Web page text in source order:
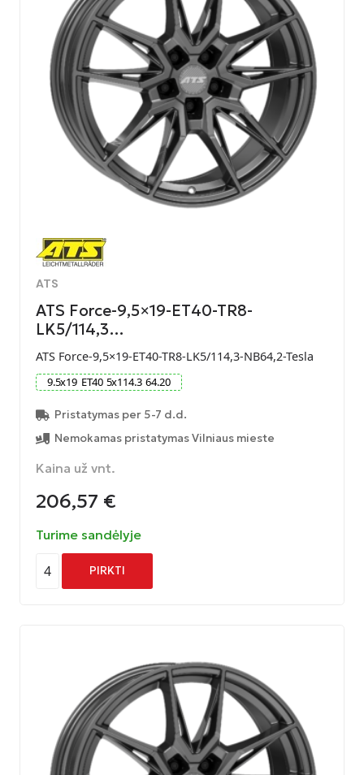
ATS
ATS Force-9,5×19-ET40-TR8-
LK5/114,3…
ATS Force-9,5×19-ET40-TR8-LK5/114,3-NB64,2-Tesla
9.5x19 ET40 5x114.3 64.20
Pristatymas per 5-7 d.d.
Nemokamas pristatymas Vilniaus mieste
Kaina už vnt.
206,57 €
Turime sandėlyje
4 PIRKTI